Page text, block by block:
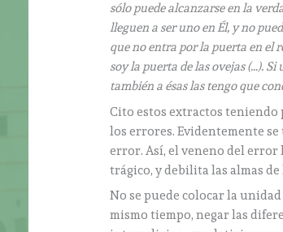
sólo puede alcanzarse en la
lleguen a ser uno en Él, y no
que no entra por la puerta en el
soy la puerta de las ovejas (…).
también a ésas las tengo que
Cito estos extractos teniendo
los errores. Evidentemente
error. Así, el veneno del error
trágico, y debilita las almas de
No se puede colocar la
mismo tiempo, negar las